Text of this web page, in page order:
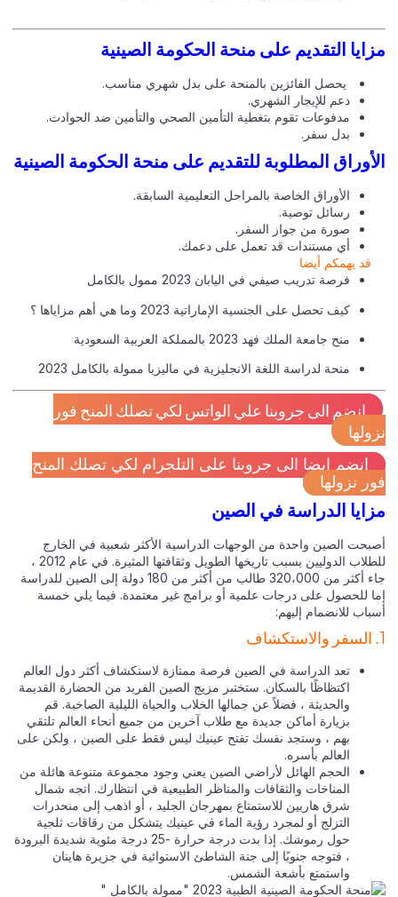
التقديم على منحة الحكومة الصينية
يحصل الفائزين بالمنحة على بدل شهري مناسب.
دعم للإيجار الشهري.
مدفوعات تقوم بتغطية التأمين الصحي والتأمين ضد الحوادث.
بدل سفر.
المطلوبة للتقديم على منحة الحكومة الصينية
الأوراق الخاصة بالمراحل التعليمية السابقة.
رسائل توصية.
صورة من جواز السفر.
أي مستندات قد تعمل على دعمك.
قد يهمكم أيضا
فرصة تدريب صيفي في اليابان 2023 ممول بالكامل
كيف تحصل على الجنسية الإماراتية 2023 وما هي أهم مزاياها ؟
منح جامعة الملك فهد 2023 بالمملكة العربية السعودية
منحة لدراسة اللغة الانجليزية في ماليزيا ممولة بالكامل 2023
انضم الى جروبنا علي الواتس لكي تصلك المنح فور
انضم ايضا الى جروبنا على التلجرام لكي تصلك المنح
نزولها
الدراسة في الصين
الصين واحدة من الوجهات الدراسية الأكثر شعبية في الخارج
للطلاب الدوليين بسبب تاريخها الطويل وثقافتها المثيرة. في عام 2012 ،
جاء أكثر من 320،000 طالب من أكثر من 180 دولة إلى الصين للدراسة
للحصول على درجات علمية أو برامج غير معتمدة. فيما يلي خمسة
للانضمام إليهم:
تعد الدراسة في الصين فرصة ممتازة لاستكشاف أكثر دول العالم
اكتظاظًا بالسكان. ستختبر مزيج الصين الفريد من الحضارة القديمة
والحديثة ، فضلاً عن جمالها الخلاب والحياة الليلية الصاخبة. قم
بزيارة أماكن جديدة مع طلاب آخرين من جميع أنحاء العالم تلتقي
بهم ، وستجد نفسك تفتح عينيك ليس فقط على الصين ، ولكن على
العالم بأسره.
الحجم الهائل لأراضي الصين يعني وجود مجموعة متنوعة هائلة من
المناخات والثقافات والمناظر الطبيعية في انتظارك. اتجه شمال
شرق هاربين للاستمتاع بمهرجان الجليد ، أو اذهب إلى منحدرات
التزلج أو لمجرد رؤية الماء في عينيك يتشكل من رقاقات ثلجية
حول رموشك. إذا بدت درجة حرارة -25 درجة مئوية شديدة البرودة
، فتوجه جنوبًا إلى جنة الشاطئ الاستوائية في جزيرة هاينان
واستمتع بأشعة الشمس.